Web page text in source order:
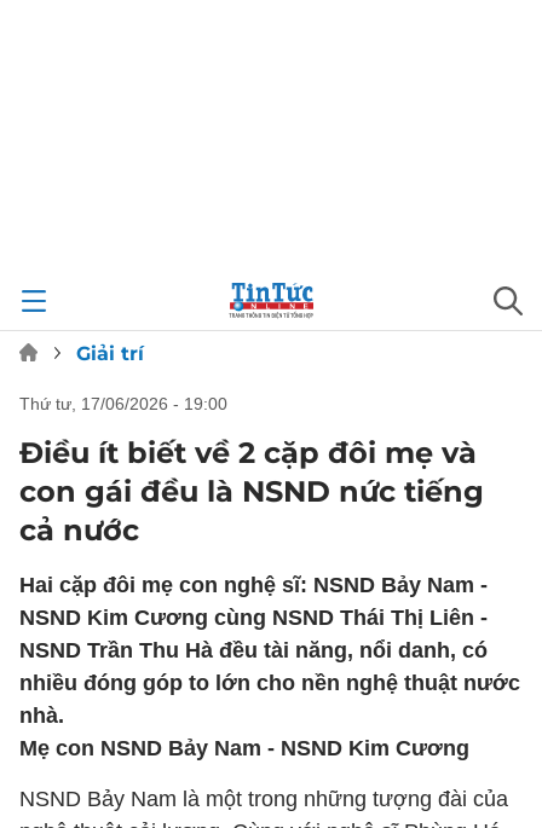
Giải trí
thứ tư, 17/06/2026 - 19:00
Điều ít biết về 2 cặp đôi mẹ và
con gái đều là NSND nức tiếng
cả nước
Hai cặp đôi mẹ con nghệ sĩ: NSND Bảy Nam -
NSND Kim Cương cùng NSND Thái Thị Liên -
NSND Trần Thu Hà đều tài năng, nổi danh, có
nhiều đóng góp to lớn cho nền nghệ thuật nước
nhà.
Mẹ con NSND Bảy Nam - NSND Kim Cương
NSND Bảy Nam là một trong những tượng đài của